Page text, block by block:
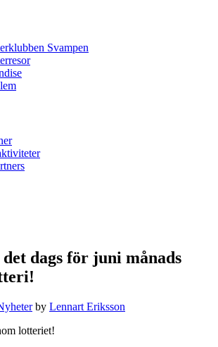
Svampen
dags för juni månads
by Lennart Eriksson
lotteriet!